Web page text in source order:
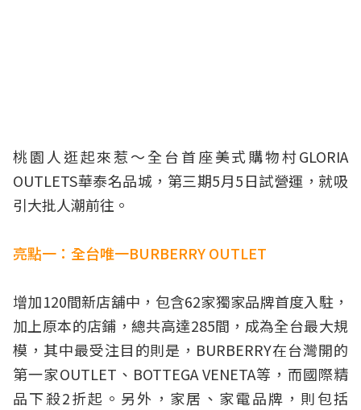
桃園人逛起來惹～全台首座美式購物村GLORIA
OUTLETS華泰名品城，第三期5月5日試營運，就吸
引大批人潮前往。
亮點一：全台唯一BURBERRY OUTLET
增加120間新店舖中，包含62家獨家品牌首度入駐，
加上原本的店鋪，總共高達285間，成為全台最大規
模，其中最受注目的則是，BURBERRY在台灣開的
第一家OUTLET、BOTTEGA VENETA等，而國際精
品下殺2折起。另外，家居、家電品牌，則包括